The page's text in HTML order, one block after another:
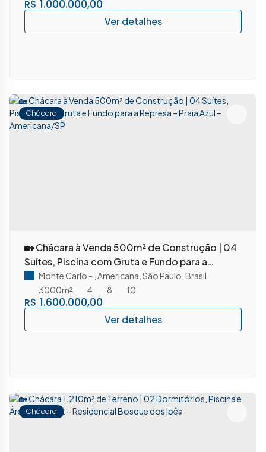
R$ 1.000.000,00
Chácara
🏡 Chácara à Venda 500m² de Construção | 04
Suítes, Piscina com Gruta e Fundo para a
Represa – Praia Azul – Americana/SP
R$ 1.600.000,00
Monte Carlo Americana São Paulo Brasil
4
8
3000m² 10
Chácara